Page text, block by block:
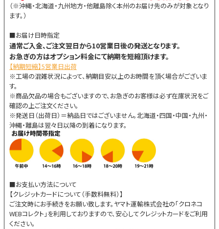
（※沖縄・北海道・九州地方・他離島除く本州のお届け先のみが対象となり
ます。）
■お届け日時指定
通常ご入金、ご注文翌日から10営業日後の発送となります。
お急ぎの方はオプション料金にて納期を短縮頂けます。
【納期短縮】5営業日出荷
※工場の混雑状況によって、納期目安以上のお時間を頂く場合がございま
す。
※商品欠品の場合もございますので、お急ぎのお客様は必ず在庫状況をご
確認の上ご注文ください。
※発送日（出荷日）＝納品日ではございません。北海道・四国・中国・九州・
沖縄・離島は翌々日以降の到着になります。
■お支払い方法について
【クレジットカードについて（手数料無料）】
ご注文時にお手続きをお願い致します。ヤマト運輸株式会社の「クロネコ
WEBコレクト」を利用しておりますので、安心してクレジットカードをご利用
ください。